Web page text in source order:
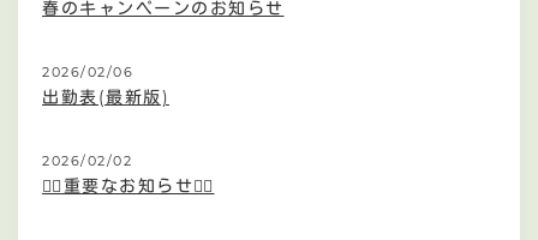
春のキャンペーンのお知らせ
2026/02/06
出勤表(最新版)
2026/02/02
🙇‍♀️重要なお知らせ🙇‍♀️